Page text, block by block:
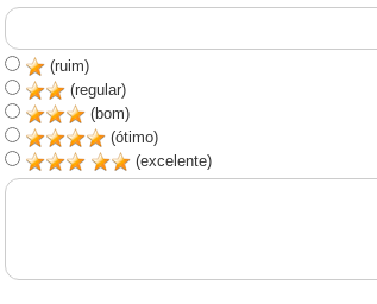
(ruim)
(regular)
(bom)
(ótimo)
(excelente)